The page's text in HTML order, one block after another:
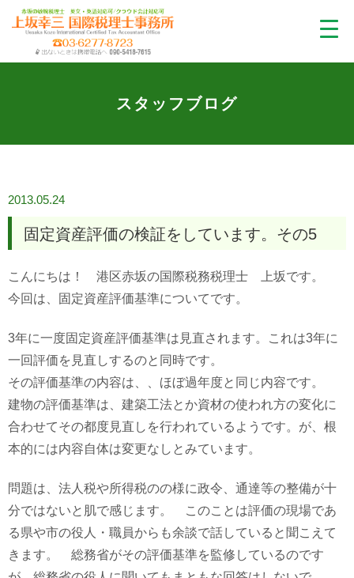
スタッフブログ
2013.05.24
固定資産評価の検証をしています。その5
こんにちは！ 港区赤坂の国際税務税理士 上坂です。
今回は、固定資産評価基準についてです。
3年に一度固定資産評価基準は見直されます。これは3年に
一回評価を見直しするのと同時です。
その評価基準の内容は、、ほぼ過年度と同じ内容です。
建物の評価基準は、建築工法とか資材の使われ方の変化に
合わせてその都度見直しを行われているようです。が、根
本的には内容自体は変更なしとみています。
問題は、法人税や所得税のの様に政令、通達等の整備が十
分ではないと肌で感じます。 このことは評価の現場であ
る県や市の役人・職員からも余談で話していると聞こえて
きます。 総務省がその評価基準を監修しているのです